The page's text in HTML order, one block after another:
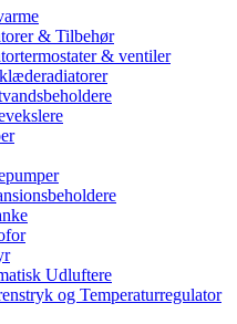
& Tilbehør
& ventiler
Udluftere
og Temperaturregulator